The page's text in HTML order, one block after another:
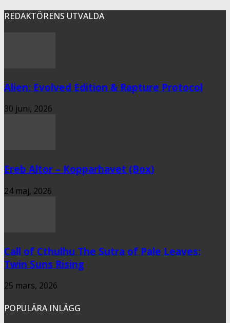
REDAKTÖRENS UTVALDA
Alien: Evolved Edition & Rapture Protocol
30 juni, 2026
Ereb Altor – Kopparhavet (Box)
24 maj, 2026
Call of Cthulhu The Sutra of Pale Leaves:
Twin Suns Rising
25 mars, 2026
POPULÄRA INLÄGG